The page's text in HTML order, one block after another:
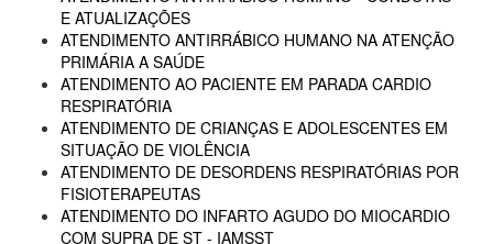
E ATUALIZAÇÕES
ATENDIMENTO ANTIRRÁBICO HUMANO NA ATENÇÃO
PRIMÁRIA A SAÚDE
ATENDIMENTO AO PACIENTE EM PARADA CARDIO
RESPIRATÓRIA
ATENDIMENTO DE CRIANÇAS E ADOLESCENTES EM
SITUAÇÃO DE VIOLÊNCIA
ATENDIMENTO DE DESORDENS RESPIRATÓRIAS POR
FISIOTERAPEUTAS
ATENDIMENTO DO INFARTO AGUDO DO MIOCARDIO
COM SUPRA DE ST - IAMSST